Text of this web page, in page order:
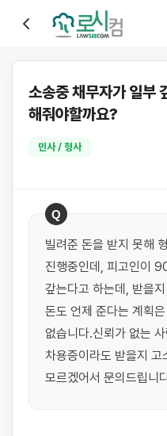
소송중 채무자가 일부
해줘야할까요?
민사 / 형사
Q
빌려준 돈을 받지 못해
진행중인데, 피고인이
갚는다고 하는데, 받을
돈도 언제 준다는 계획은
없습니다.신뢰가 없는
차용증이라도 받을지 고
모르겠어서 문의드립니